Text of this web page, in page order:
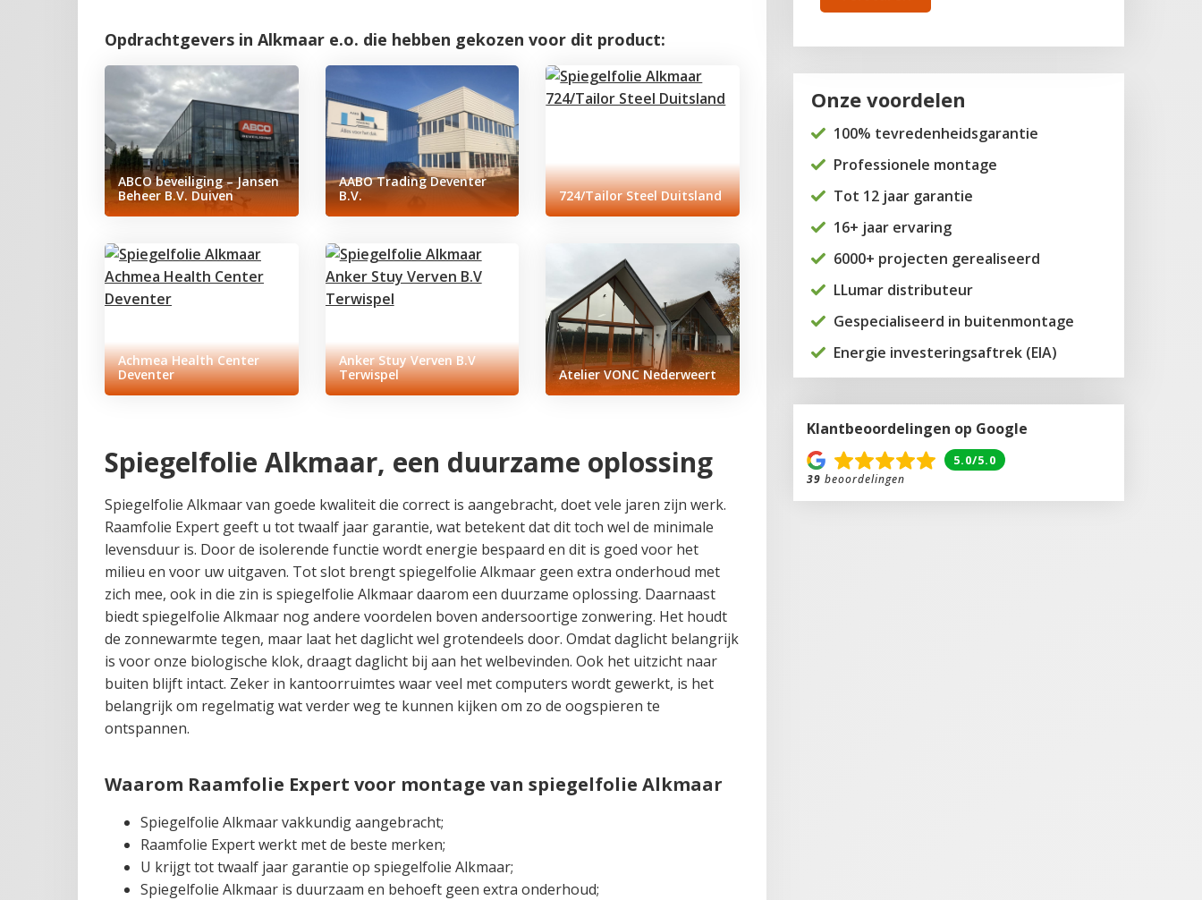
Opdrachtgevers in Alkmaar e.o. die hebben gekozen voor dit product:
ABCO beveiliging – Jansen
Beheer B.V. Duiven
AABO Trading Deventer
B.V.
724/Tailor Steel Duitsland
Achmea Health Center
Deventer
Anker Stuy Verven B.V
Terwispel
Atelier VONC Nederweert
Spiegelfolie Alkmaar, een duurzame oplossing
Spiegelfolie Alkmaar van goede kwaliteit die correct is aangebracht, doet vele jaren zijn werk.
Raamfolie Expert geeft u tot twaalf jaar garantie, wat betekent dat dit toch wel de minimale
levensduur is. Door de isolerende functie wordt energie bespaard en dit is goed voor het
milieu en voor uw uitgaven. Tot slot brengt spiegelfolie Alkmaar geen extra onderhoud met
zich mee, ook in die zin is spiegelfolie Alkmaar daarom een duurzame oplossing. Daarnaast
biedt spiegelfolie Alkmaar nog andere voordelen boven andersoortige zonwering. Het houdt
de zonnewarmte tegen, maar laat het daglicht wel grotendeels door. Omdat daglicht belangrijk
is voor onze biologische klok, draagt daglicht bij aan het welbevinden. Ook het uitzicht naar
buiten blijft intact. Zeker in kantoorruimtes waar veel met computers wordt gewerkt, is het
belangrijk om regelmatig wat verder weg te kunnen kijken om zo de oogspieren te
ontspannen.
Waarom Raamfolie Expert voor montage van spiegelfolie Alkmaar
Spiegelfolie Alkmaar vakkundig aangebracht;
Raamfolie Expert werkt met de beste merken;
U krijgt tot twaalf jaar garantie op spiegelfolie Alkmaar;
Spiegelfolie Alkmaar is duurzaam en behoeft geen extra onderhoud;
Onze voordelen
100% tevredenheidsgarantie
Professionele montage
Tot 12 jaar garantie
16+ jaar ervaring
6000+ projecten gerealiseerd
LLumar distributeur
Gespecialiseerd in buitenmontage
Energie investeringsaftrek (EIA)
Klantbeoordelingen op Google
5.0/5.0
39 beoordelingen